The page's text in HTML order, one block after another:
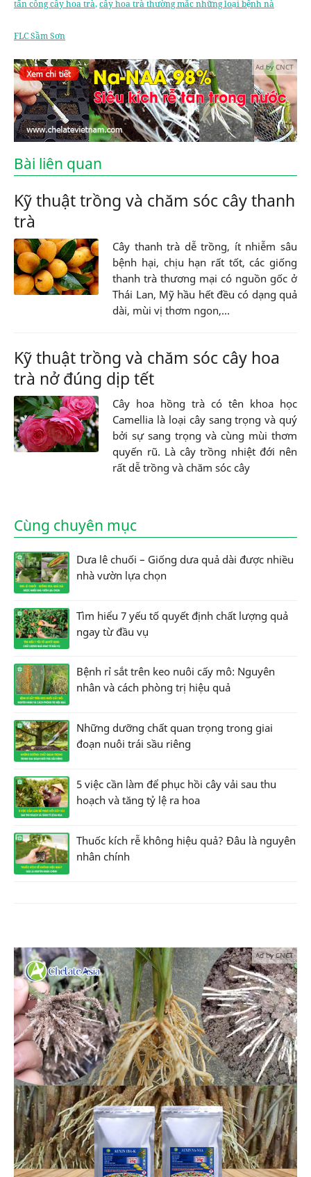
tấn công cây hoa trà,cây hoa trà thường mắc những loại bệnh nà
FLC Sầm Sơn
Ad by CNCT
Bài liên quan
Kỹ thuật trồng và chăm sóc cây thanh
trà
Cây thanh trà dễ trồng, ít nhiễm sâu
bệnh hại, chịu hạn rất tốt, các giống
thanh trà thương mại có nguồn gốc ở
Thái Lan, Mỹ hầu hết đều có dạng quả
dài, mùi vị thơm ngon,...
Kỹ thuật trồng và chăm sóc cây hoa
trà nở đúng dịp tết
Cây hoa hồng trà có tên khoa học
Camellia là loại cây sang trọng và quý
bởi sự sang trọng và cùng mùi thơm
quyến rũ. Là cây trồng nhiệt đới nên
rất dễ trồng và chăm sóc cây
Cùng chuyên mục
Dưa lê chuối – Giống dưa quả dài được nhiều
nhà vườn lựa chọn
Tìm hiểu 7 yếu tố quyết định chất lượng quả
ngay từ đầu vụ
Bệnh rỉ sắt trên keo nuôi cấy mô: Nguyên
nhân và cách phòng trị hiệu quả
Những dưỡng chất quan trọng trong giai
đoạn nuôi trái sầu riêng
5 việc cần làm để phục hồi cây vải sau thu
hoạch và tăng tỷ lệ ra hoa
Thuốc kích rễ không hiệu quả? Đâu là nguyên
nhân chính
Ad by CNCT